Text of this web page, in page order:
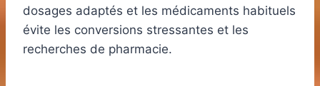
dosages adaptés et les médicaments habituels
évite les conversions stressantes et les
recherches de pharmacie.